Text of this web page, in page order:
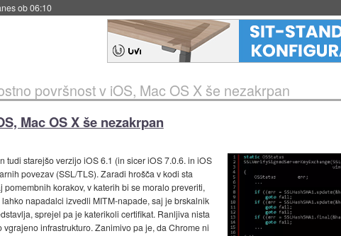
površnost v iOS, Mac OS X še nezakrpan
Mac OS X še nezakrpan
tudi starejšo verzijo iOS 6.1 (in sicer iOS 7.0.6. in iOS
povezav (SSL/TLS). Zaradi hrošča v kodi sta
korakov, v katerih bi se moralo preveriti,
napadalci izvedli MITM-napade, saj je brskalnik
sprejel pa je katerikoli certifikat. Ranljiva nista
infrastrukturo. Zanimivo pa je, da Chrome ni